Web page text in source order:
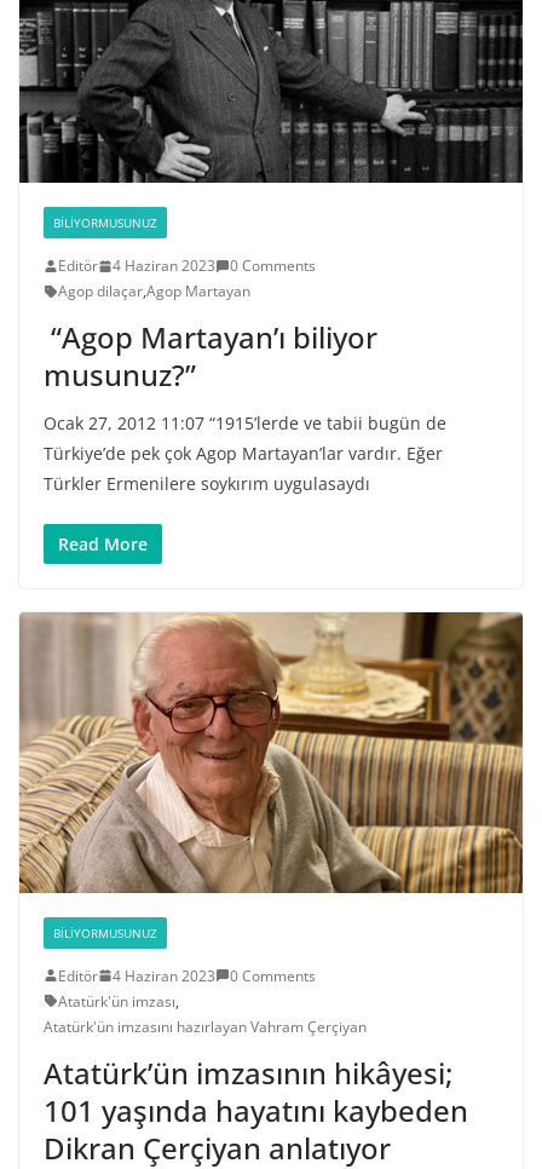
BILIYORMUSUNUZ
Editör 4 Haziran 2023
0 Comments
Agop dilaçar,Agop Martayan
“Agop Martayan’ı biliyor
musunuz?”
Ocak 27, 2012 11:07 “1915’lerde ve tabii bugün de
Türkiye’de pek çok Agop Martayan’lar vardır. Eğer
Türkler Ermenilere soykırım uygulasaydı
Read More
BILIYORMUSUNUZ
Editör 4 Haziran 2023
0 Comments
Atatürk'ün imzası,
Atatürk'ün imzasını hazırlayan Vahram Çerçiyan
Atatürk’ün imzasının hikâyesi;
101 yaşında hayatını kaybeden
Dikran Çerçiyan anlatıyor